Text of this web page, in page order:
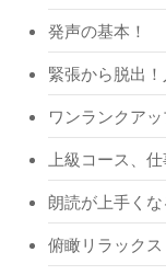
発声の基本！
緊張から脱出
ワンランクア
上級コース、
朗読が上手くな
俯瞰リラックス